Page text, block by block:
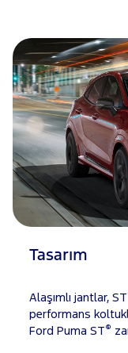
Tasarım
Alaşımlı jantlar, ST
performans
Ford Puma ST®